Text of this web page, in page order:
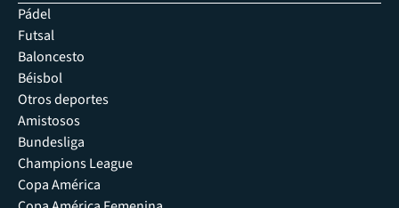
Pádel
Futsal
Baloncesto
Béisbol
Otros deportes
Amistosos
Bundesliga
Champions League
Copa América